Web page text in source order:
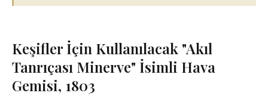
Keşifler İçin Kullanılacak "Akıl
Tanrıçası Minerve" İsimli Hava
Gemisi, 1803